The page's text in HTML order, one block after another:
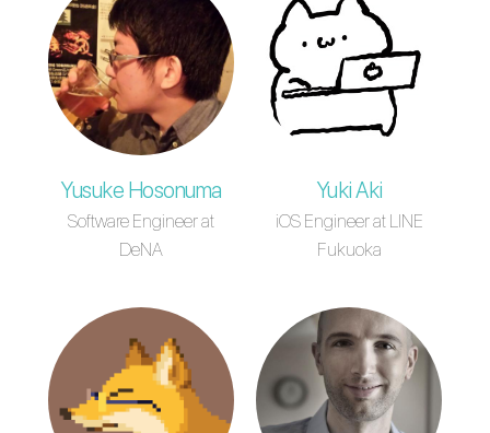
Yusuke Hosonuma
Software Engineer at
DeNA
Yuki Aki
iOS Engineer at LINE
Fukuoka